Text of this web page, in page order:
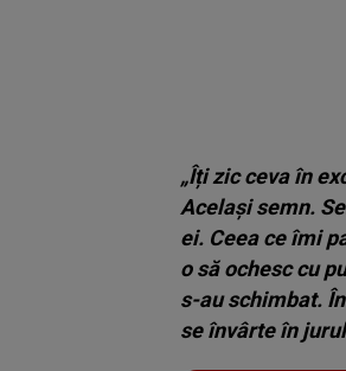
„Îți zic ceva în
Același semn.
ei. Ceea ce îmi
o să ochesc cu
s-au schimbat.
se învârte în